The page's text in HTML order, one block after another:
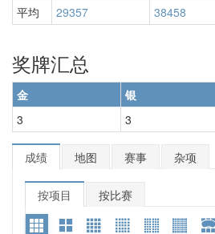
平均
29357 38458
奖牌汇总
金 银
3
3
成绩 地图 赛事 杂项
按项目 按比赛